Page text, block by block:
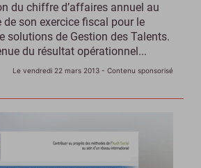
du chiffre d’affaires annuel au
de son exercice fiscal pour le
solutions de Gestion des Talents.
du résultat opérationnel...
Le vendredi 22 mars 2013 - Contenu sponsorisé